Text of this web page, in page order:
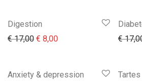
Digestion
€17,00 Il prezzo originale era: €
€ 8,00Il prezzo attuale è: €
€
Anxiety & depression